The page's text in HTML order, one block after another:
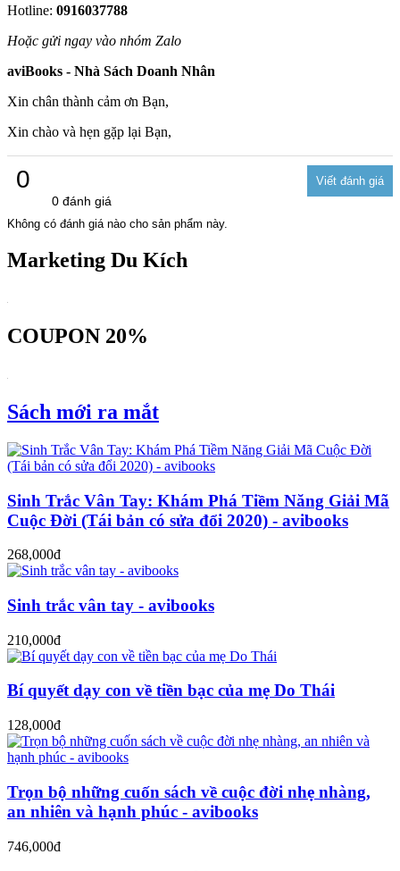
Hotline: 0916037788
Hoặc gửi ngay vào nhóm Zalo
aviBooks - Nhà Sách Doanh Nhân
Xin chân thành cảm ơn Bạn,
Xin chào và hẹn gặp lại Bạn,
0
0 đánh giá
Không có đánh giá nào cho sản phẩm này.
Marketing Du Kích
COUPON 20%
Sách mới ra mắt
Sinh Trắc Vân Tay: Khám Phá Tiềm Năng Giải Mã
Cuộc Đời (Tái bản có sửa đổi 2020) - avibooks
268,000đ
Sinh trắc vân tay - avibooks
210,000đ
Bí quyết dạy con về tiền bạc của mẹ Do Thái
128,000đ
Trọn bộ những cuốn sách về cuộc đời nhẹ nhàng,
an nhiên và hạnh phúc - avibooks
746,000đ